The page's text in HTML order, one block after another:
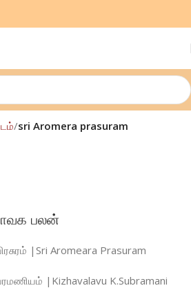
sri Aromera prasuram
பலன்
|Sri Aromeara Prasuram
|Kizhavalavu K.Subramani